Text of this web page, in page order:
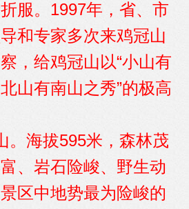
服。1997年，省、市
和专家多次来鸡冠山
，给鸡冠山以“小山有
山有南山之秀”的极高
。海拔595米，森林茂
、岩石险峻、野生动
区中地势最为险峻的